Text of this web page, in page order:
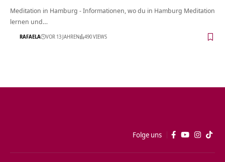
Meditation in Hamburg - Informationen, wo du in Hamburg Meditation
lernen und…
RAFAELA VOR 13 JAHREN 490 VIEWS
Folge uns